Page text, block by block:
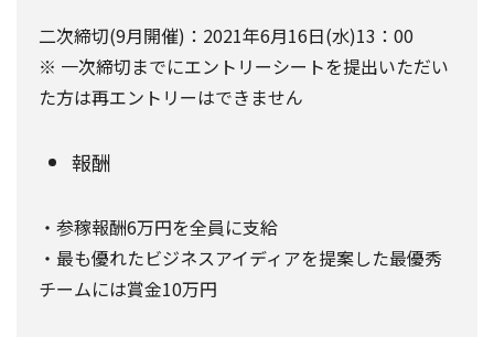
二次締切(9月開催)：2021年6月16日(水)13：00
※ 一次締切までにエントリーシートを提出いただい
た方は再エントリーはできません
報酬
・参稼報酬6万円を全員に支給
・最も優れたビジネスアイディアを提案した最優秀
チームには賞金10万円